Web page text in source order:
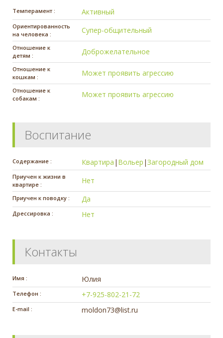
Темперамент : Активный
Ориентированность
на человека :
Супер-общительный
Отношение к
детям :
Доброжелательное
Отношение к
кошкам :
Может проявить агрессию
Отношение к
собакам :
Может проявить агрессию
Воспитание
Содержание : Квартира | Вольер |Загородный дом
Приучен к жизни в
квартире :
Нет
Приучен к поводку : Да
Дрессировка : Нет
Контакты
Имя : Юлия
Телефон : +7-925-802-21-72
E-mail : moldon73@list.ru